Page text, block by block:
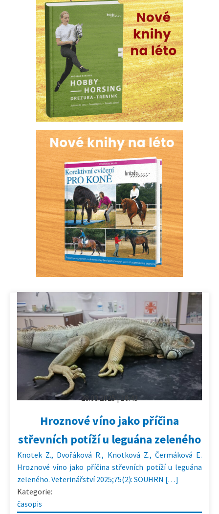
28.03.2025 | 16:43
Hroznové víno jako příčina
střevních potíží u leguána zeleného
Knotek Z., Dvořáková R., Knotková Z., Čermáková E.
Hroznové víno jako příčina střevních potíží u leguána
zeleného. Veterinářství 2025;75(2): SOUHRN […]
Kategorie:
časopis